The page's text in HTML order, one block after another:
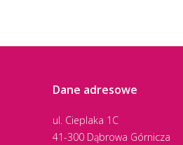
Dane adresowe
ul. Cieplaka 1C
41-300 Dąbrowa Górnicza